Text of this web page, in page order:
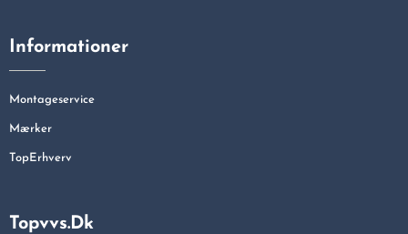
Informationer
Montageservice
Mærker
TopErhverv
Topvvs.dk